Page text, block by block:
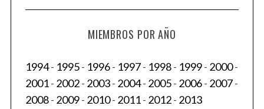
f
o
r
C
MIEMBROS POR AÑO
1994- 1995- 1996- 1997- 1998- 1999- 2000-
2001- 2002- 2003- 2004- 2005- 2006- 2007-
2008- 2009- 2010- 2011- 2012- 2013